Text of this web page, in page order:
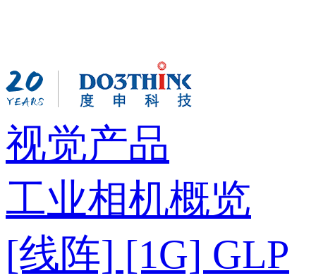
视觉产品
工业相机概览
[线阵] [1G] GLP